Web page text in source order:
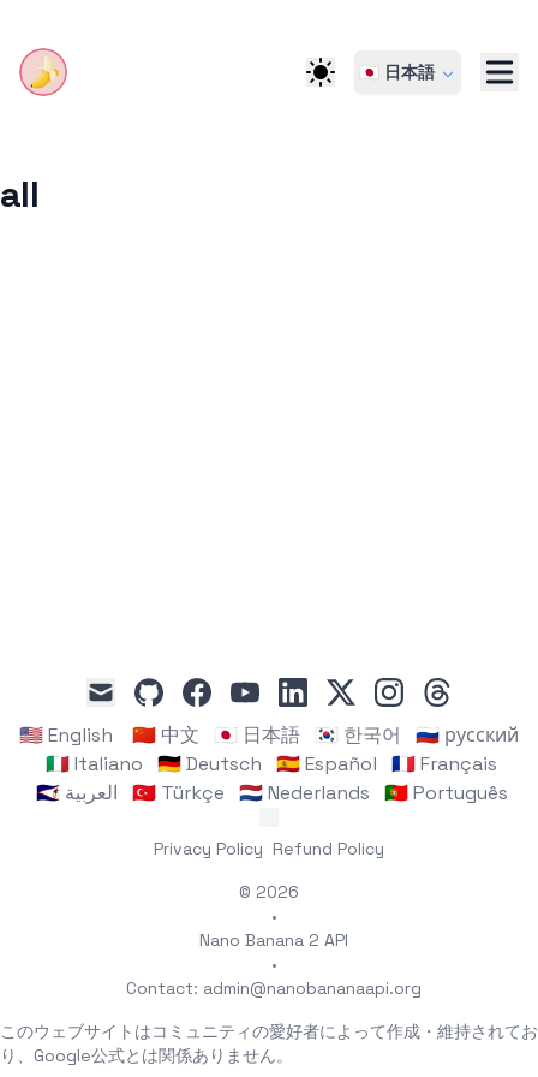
🇯🇵 日本語
all
mail
githubfacebookyoutubelinkedin
x instagramthreads
🇺🇸 English 🇨🇳 中文 🇯🇵 日本語 🇰🇷 한국어
🇷🇺 русский
🇮🇹 Italiano
🇩🇪 Deutsch 🇪🇸 Español
🇫🇷 Français
🇸🇦 العربية
🇹🇷 Türkçe 🇳🇱 Nederlands 🇵🇹 Português
Privacy Policy Refund Policy
© 2026
•
Nano Banana 2 API
•
Contact: admin@nanobananaapi.org
このウェブサイトはコミュニティの愛好者によって作成・維持されてお
り、Google公式とは関係ありません。